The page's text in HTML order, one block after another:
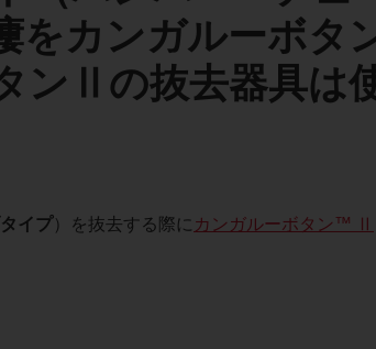
をカンガルーボタ
ンⅡの抜去器具は
イプ）を抜去する際に カンガルーボタン™ Ⅱ